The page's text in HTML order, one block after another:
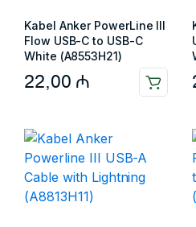
Kabel Anker PowerLine III
Flow USB-C to USB-C
White (A8553H21)
22,00 ₼